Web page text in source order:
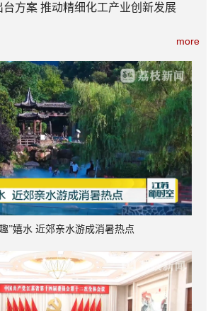
方案 推动精细化工产业创新发展
more
”嬉水 近郊亲水游成消暑热点